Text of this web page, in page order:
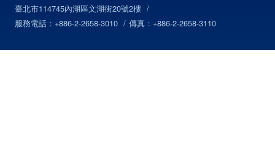
臺北市114745內湖區文湖街20號2樓
服務電話：+886-2-2658-3010
傳真：+886-2-2658-3110